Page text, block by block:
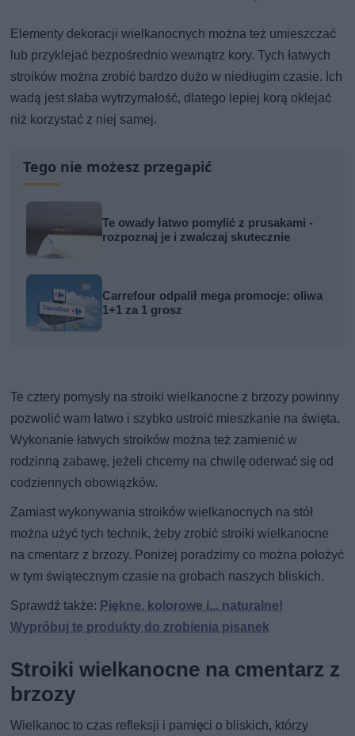
Elementy dekoracji wielkanocnych można też umieszczać
lub przyklejać bezpośrednio wewnątrz kory. Tych łatwych
stroików można zrobić bardzo dużo w niedługim czasie. Ich
wadą jest słaba wytrzymałość, dlatego lepiej korą oklejać
niż korzystać z niej samej.
Tego nie możesz przegapić
Te owady łatwo pomylić z prusakami -
rozpoznaj je i zwalczaj skutecznie
Carrefour odpalił mega promocje: oliwa
1+1 za 1 grosz
Te cztery pomysły na stroiki wielkanocne z brzozy powinny
pozwolić wam łatwo i szybko ustroić mieszkanie na święta.
Wykonanie łatwych stroików można też zamienić w
rodzinną zabawę, jeżeli chcemy na chwilę oderwać się od
codziennych obowiązków.
Zamiast wykonywania stroików wielkanocnych na stół
można użyć tych technik, żeby zrobić stroiki wielkanocne
na cmentarz z brzozy. Poniżej poradzimy co można położyć
w tym świątecznym czasie na grobach naszych bliskich.
Sprawdź także: Piękne, kolorowe i... naturalne!
Wypróbuj te produkty do zrobienia pisanek
Stroiki wielkanocne na cmentarz z
brzozy
Wielkanoc to czas refleksji i pamięci o bliskich, którzy